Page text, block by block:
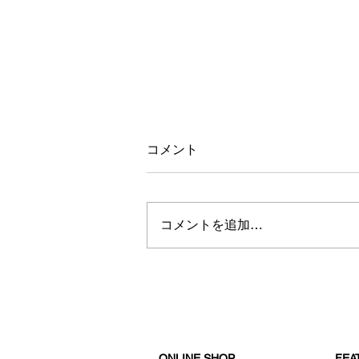
秋冬新商品入荷
コメント
コメントを追加…